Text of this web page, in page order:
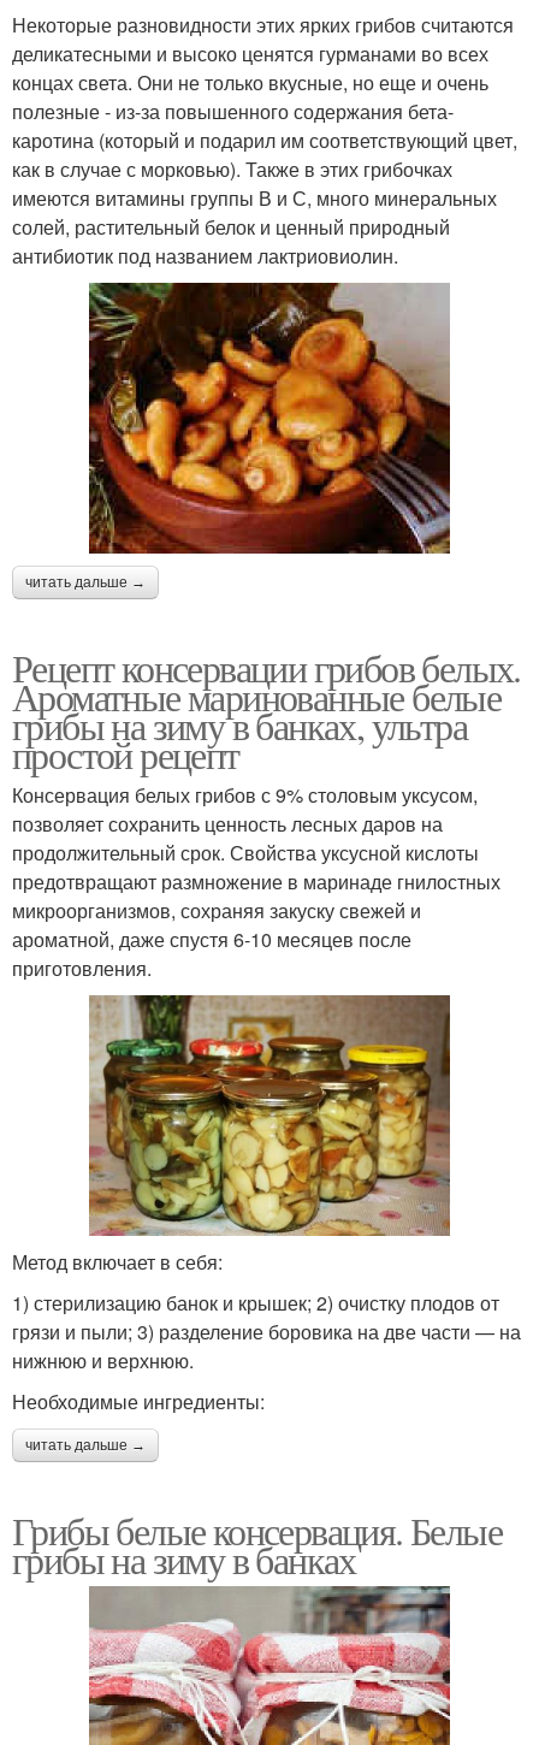
Некоторые разновидности этих ярких грибов считаются
деликатесными и высоко ценятся гурманами во всех
концах света. Они не только вкусные, но еще и очень
полезные - из-за повышенного содержания бета-
каротина (который и подарил им соответствующий цвет,
как в случае с морковью). Также в этих грибочках
имеются витамины группы В и С, много минеральных
солей, растительный белок и ценный природный
антибиотик под названием лактриовиолин.
читать дальше →
Рецепт консервации грибов белых.
Ароматные маринованные белые
грибы на зиму в банках, ультра
простой рецепт
Консервация белых грибов с 9% столовым уксусом,
позволяет сохранить ценность лесных даров на
продолжительный срок. Свойства уксусной кислоты
предотвращают размножение в маринаде гнилостных
микроорганизмов, сохраняя закуску свежей и
ароматной, даже спустя 6-10 месяцев после
приготовления.
Метод включает в себя:
1) стерилизацию банок и крышек; 2) очистку плодов от
грязи и пыли; 3) разделение боровика на две части — на
нижнюю и верхнюю.
Необходимые ингредиенты:
читать дальше →
Грибы белые консервация. Белые
грибы на зиму в банках